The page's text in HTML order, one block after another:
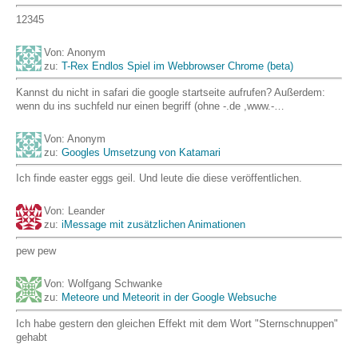
12345
Von: Anonym
zu: T-Rex Endlos Spiel im Webbrowser Chrome (beta)
Kannst du nicht in safari die google startseite aufrufen? Außerdem:
wenn du ins suchfeld nur einen begriff (ohne -.de ,www.-…
Von: Anonym
zu: Googles Umsetzung von Katamari
Ich finde easter eggs geil. Und leute die diese veröffentlichen.
Von: Leander
zu: iMessage mit zusätzlichen Animationen
pew pew
Von: Wolfgang Schwanke
zu: Meteore und Meteorit in der Google Websuche
Ich habe gestern den gleichen Effekt mit dem Wort "Sternschnuppen"
gehabt